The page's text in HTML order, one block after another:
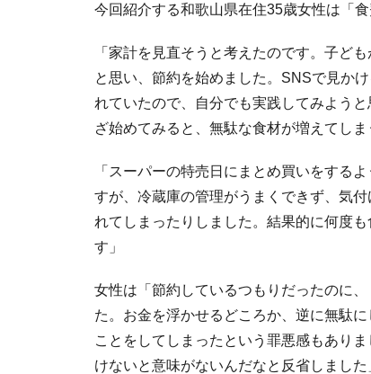
今回紹介する和歌山県在住35歳女性は「
「家計を見直そうと考えたのです。子ど
と思い、節約を始めました。SNSで見か
れていたので、自分でも実践してみよう
ざ始めてみると、無駄な食材が増えてし
「スーパーの特売日にまとめ買いをする
すが、冷蔵庫の管理がうまくできず、気
れてしまったりしました。結果的に何度
す」
女性は「節約しているつもりだったのに
た。お金を浮かせるどころか、逆に無駄
ことをしてしまったという罪悪感もあり
けないと意味がないんだなと反省しました